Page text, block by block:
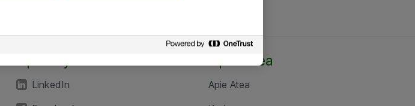
LinkedIn
Apie Atea
Apie Atea